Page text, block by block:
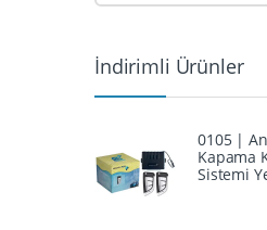
İndirimli Ürünler
0105 |
Kapama
Sistemi